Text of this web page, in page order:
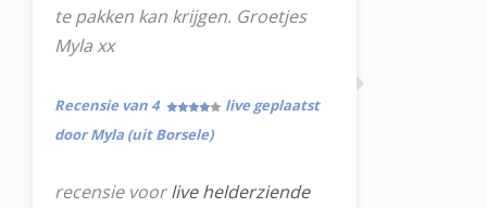
te pakken kan krijgen. Groetjes
Myla xx
Recensie van 4
live geplaatst
door Myla (uit Borsele)
recensie voorlive helderziende